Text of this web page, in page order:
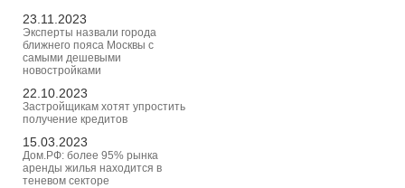
23.11.2023
Эксперты назвали города
ближнего пояса Москвы с
самыми дешевыми
новостройками
22.10.2023
Застройщикам хотят упростить
получение кредитов
15.03.2023
Дом.РФ: более 95% рынка
аренды жилья находится в
теневом секторе